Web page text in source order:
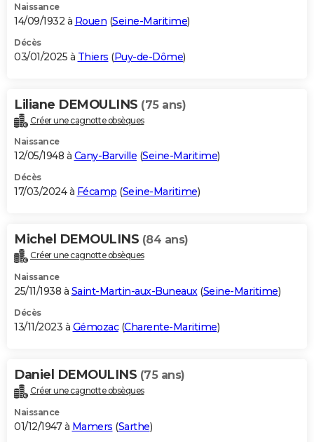
Naissance
14/09/1932 à Rouen (Seine-Maritime)
Décès
03/01/2025 à Thiers (Puy-de-Dôme)
Liliane DEMOULINS (75 ans)
Créer une cagnotte obsèques
Naissance
12/05/1948 à Cany-Barville (Seine-Maritime)
Décès
17/03/2024 à Fécamp (Seine-Maritime)
Michel DEMOULINS (84 ans)
Créer une cagnotte obsèques
Naissance
25/11/1938 à Saint-Martin-aux-Buneaux(Seine-Maritime)
Décès
13/11/2023 à Gémozac(Charente-Maritime)
Daniel DEMOULINS (75 ans)
Créer une cagnotte obsèques
Naissance
01/12/1947 à Mamers (Sarthe)